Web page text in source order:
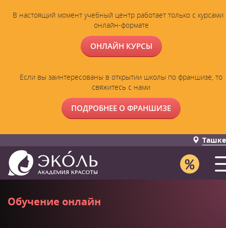
В настоящий момент учебный центр работает только с курсами
онлайн-формате
ОНЛАЙН КУРСЫ
Если вы заинтересованы в открытии школы по франшизе, то
свяжитесь с нами
ПОДРОБНЕЕ О ФРАНШИЗЕ
Обучение онлайн